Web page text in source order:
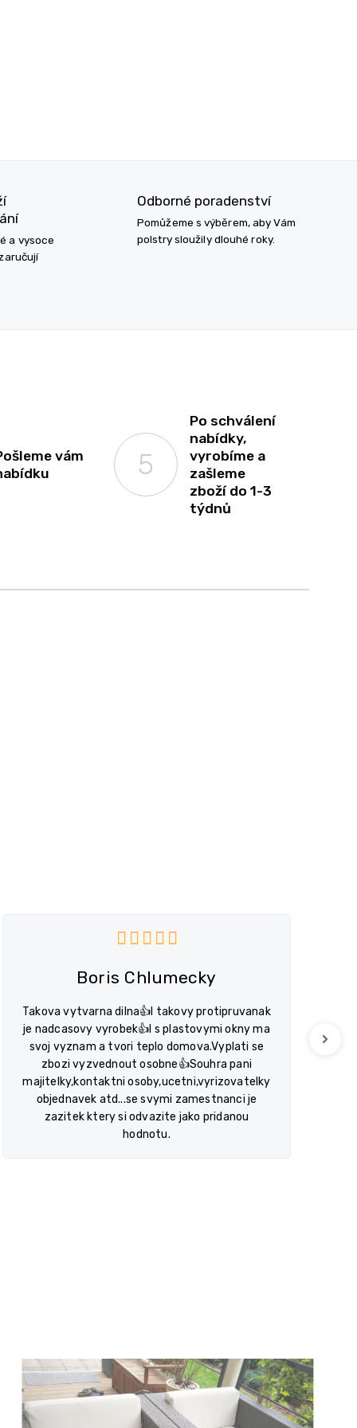
a vysoce
Odborné poradenství
Pomůžeme s výběrem, aby Vám
polstry sloužily dlouhé roky.
vám
Po schválení
nabídky,
vyrobíme a
zašleme
zboží do 1-3
týdnů
Boris Chlumecky
Takova vytvarna dilna👍I takovy protipruvanak
je nadcasovy vyrobek👍I s plastovymi okny ma
svoj vyznam a tvori teplo domova.Vyplati se
zbozi vyzvednout osobne👍Souhra pani
majitelky,kontaktni osoby,ucetni,vyrizovatelky
objednavek atd...se svymi zamestnanci je
zazitek ktery si odvazite jako pridanou
hodnotu.
Next